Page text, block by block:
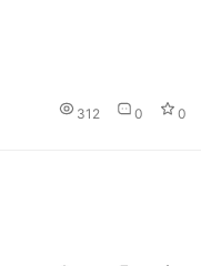
312 0 0